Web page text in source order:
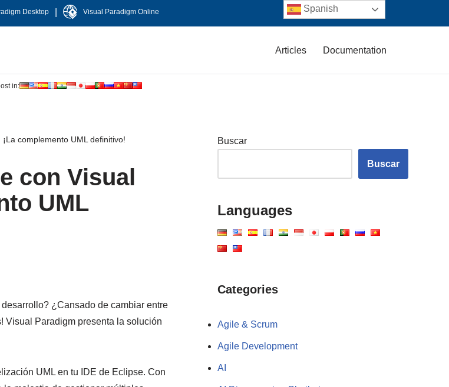
Desktop Visual Paradigm Online
Articles Documentation
in:
complemento UML definitivo!
con Visual
UML
¿Cansado de cambiar entre
Visual Paradigm presenta la solución
UML en tu IDE de Eclipse. Con
Buscar
Buscar
Languages
Categories
Agile & Scrum
Agile Development
AI
Spanish